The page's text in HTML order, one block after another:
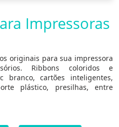
Impressoras
originais para sua impressora
Ribbons coloridos e
branco, cartões inteligentes,
plástico, presilhas, entre